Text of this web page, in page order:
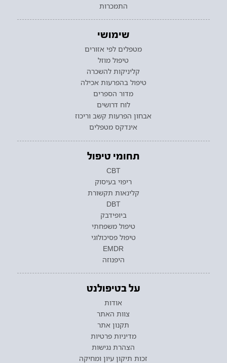
התמכרות
שימושי
מטפלים לפי אזורים
טיפול מוזל
קליניקות להשכרה
טיפול בהפרעות אכילה
מדור הספרים
לוח דרושים
אבחון הפרעות קשב וריכוז
אינדקס מטפלים
תחומי טיפול
CBT
ריפוי בעיסוק
קלינאות תקשורת
DBT
ביופידבק
טיפול משפחתי
טיפול פסיכולוגי
EMDR
היפנוזה
על בטיפולנט
אודות
צוות האתר
תקנון אתר
מדיניות פרטיות
הצהרת נגישות
זכות תיקון עיון ומחיקה